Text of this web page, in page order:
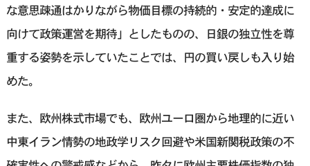
な意思疎通はかりながら物価目標の持続的・安定的達成に
向けて政策運営を期待」としたものの、日銀の独立性を尊
重する姿勢を示していたことでは、円の買い戻しも入り始
めた。
また、欧州株式市場でも、欧州ユーロ圏から地理的に近い
中東イラン情勢の地政学リスク回避や米国新関税政策の不